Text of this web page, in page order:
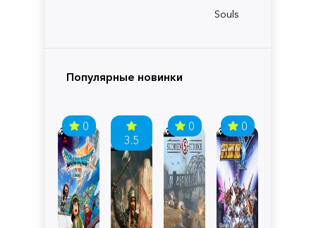
Souls
Популярные новинки
0
3.5
0 0